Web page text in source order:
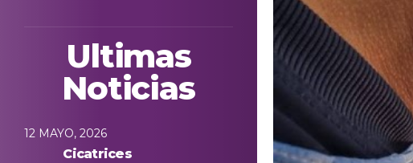
Ultimas
Noticias
12 MAYO, 2026
Cicatrices